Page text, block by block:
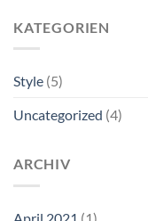
KATEGORIEN
Style (5)
Uncategorized (4)
ARCHIV